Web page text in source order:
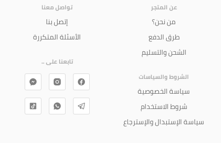
عن المتجر
من نحن؟
طرق الدفع
الشحن والتسليم
الشروط والسياسات
سياسة الخصوصية
شروط الاستخدام
سياسة الإستبدال والإسترجاع
تواصل معنا
إتصل بنا
الأسئلة المتكررة
تابعنا على ..